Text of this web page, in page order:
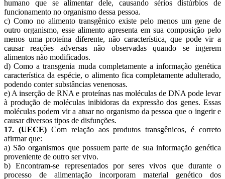
humano que se alimentar dele, causando sérios distúrbios de
funcionamento no organismo dessa pessoa.
c) Como no alimento transgênico existe pelo menos um gene de
outro organismo, esse alimento apresenta em sua composição pelo
menos uma proteína diferente, não característica, que pode vir a
causar reações adversas não observadas quando se ingerem
alimentos não modificados.
d) Como a transgenia muda completamente a informação genética
característica da espécie, o alimento fica completamente adulterado,
podendo conter substâncias venenosas.
e) A inserção de RNA e proteínas nas moléculas de DNA pode levar
à produção de moléculas inibidoras da expressão dos genes. Essas
moléculas podem vir a atuar no organismo da pessoa que o ingerir e
causar diversos tipos de disfunções.
17. (UECE)Com relação aos produtos transgênicos, é correto
afirmar que:
a) São organismos que possuem parte de sua informação genética
proveniente de outro ser vivo.
b) Encontram-se representados por seres vivos que durante o
processo de alimentação incorporam material genético dos